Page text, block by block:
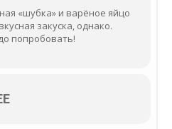
«шубка» и варёное яйцо
закуска, однако.
попробовать!